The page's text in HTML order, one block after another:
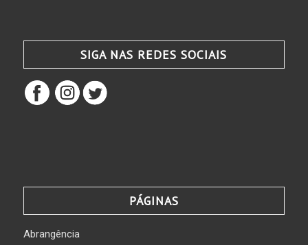
SIGA NAS REDES SOCIAIS
PÁGINAS
Abrangência